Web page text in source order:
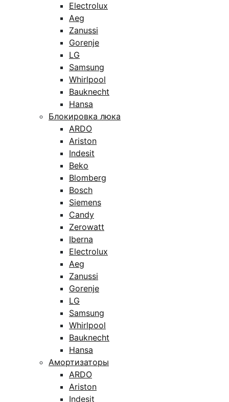
Electrolux
Aeg
Zanussi
Gorenje
LG
Samsung
Whirlpool
Bauknecht
Hansa
Блокировка люка
ARDO
Ariston
Indesit
Beko
Blomberg
Bosch
Siemens
Candy
Zerowatt
Iberna
Electrolux
Aeg
Zanussi
Gorenje
LG
Samsung
Whirlpool
Bauknecht
Hansa
Амортизаторы
ARDO
Ariston
Indesit